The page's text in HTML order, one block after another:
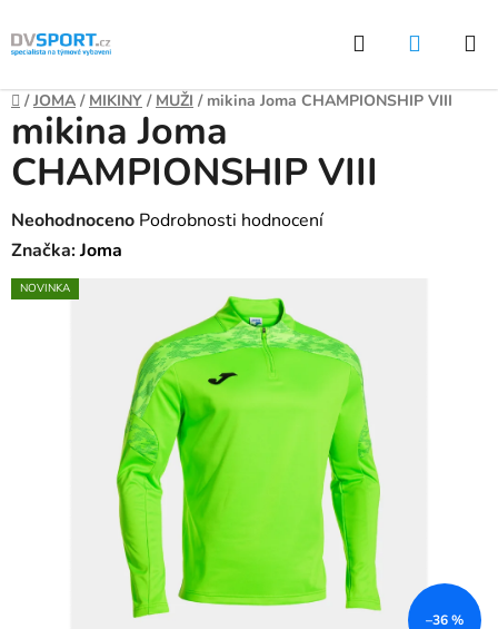
Přejít
na
Hledat
Domů
/ JOMA / MIKINY / MUŽI / mikina Joma CHAMPIONSHIP VIII
mikina Joma
CHAMPIONSHIP VIII
Průměrné
hodnocení
produktu
Neohodnoceno Podrobnosti hodnocení
Značka:Joma
NOVINKA
–36 %